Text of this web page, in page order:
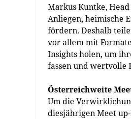
Markus Kuntke,
Anliegen, heimische
fördern. Deshalb
vor allem mit
Insights holen, um
fassen und wertvolle
Österreichweite
Um die
diesjährigen Meet